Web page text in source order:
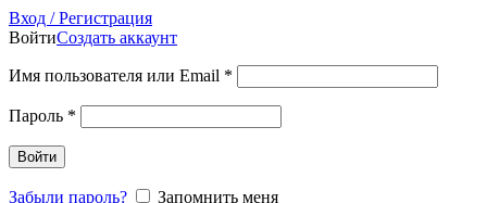
Вход / Регистрация
ВойтиСоздать аккаунт
Имя пользователя или Email *
Пароль *
Войти
Забыли пароль?
Запомнить меня